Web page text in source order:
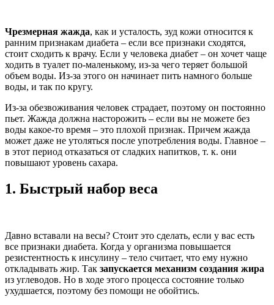
Чрезмерная жажда, как и усталость, зуд кожи относится к
ранним признакам диабета – если все признаки сходятся,
стоит сходить к врачу. Если у человека диабет – он хочет чаще
ходить в туалет по-маленькому, из-за чего теряет большой
объем воды. Из-за этого он начинает пить намного больше
воды, и так по кругу.
Из-за обезвоживания человек страдает, поэтому он постоянно
пьет. Жажда должна насторожить – если вы не можете без
воды какое-то время – это плохой признак. Причем жажда
может даже не утоляться после употребления воды. Главное –
в этот период отказаться от сладких напитков, т. к. они
повышают уровень сахара.
1. Быстрый набор веса
Давно вставали на весы? Стоит это сделать, если у вас есть
все признаки диабета. Когда у организма повышается
резистентность к инсулину – тело считает, что ему нужно
откладывать жир. Так запускается механизм создания жира
из углеводов. Но в ходе этого процесса состояние только
ухудшается, поэтому без помощи не обойтись.